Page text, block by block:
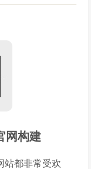
网构建
站都非常受欢